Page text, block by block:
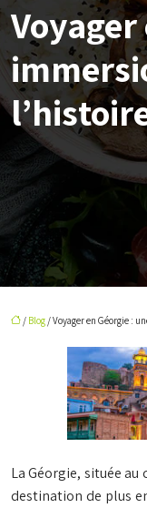
/ Blog / Voyager en Géorgie :
La Géorgie, située au
destination de plus